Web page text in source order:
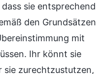
sie entsprechend
den Grundsätzen
mit
Ihr könnt sie
sie zurechtzustutzen,